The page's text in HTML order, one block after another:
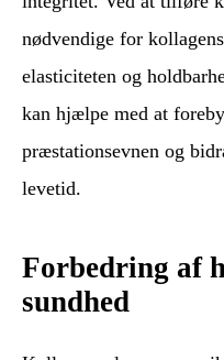
nødvendige for
elasticiteten og
kan hjælpe med at
præstationsevnen og
levetid.
Forbedring af
sundhed